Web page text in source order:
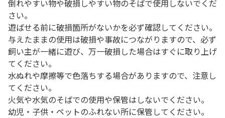
倒れやすい物や破損しやすい物のそばで使用しないでくだ
さい。
遊ばせる前に破損箇所がないかを必ず確認してください。
与えたままの使用は破損や事故につながりますので、必ず
飼い主が一緒に遊び、万一破損した場合はすぐに取り上げ
てください。
水ぬれや摩擦等で色落ちする場合がありますので、注意し
てください。
火気や水気のそばでの使用や保管はしないでください。
幼児・子供・ペットのふれない所に保管してください。